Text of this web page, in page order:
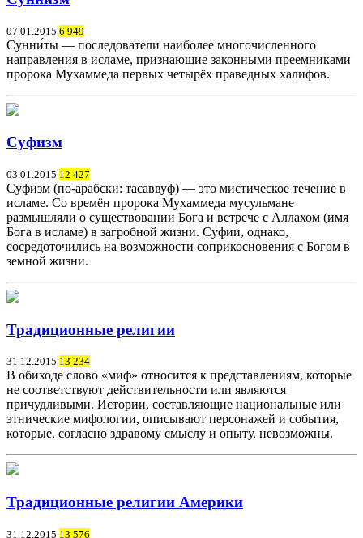
07.01.2015 6 949
Сунни́ты — последователи наиболее многочисленного
направления в исламе, признающие законными преемниками
пророка Мухаммеда первых четырёх праведных халифов.
Суфизм
03.01.2015 12 427
Суфизм (по-арабски: тасаввуф) — это мистическое течение в
исламе. Со времён пророка Мухаммеда мусульмане
размышляли о существовании Бога и встрече с Аллахом (имя
Бога в исламе) в загробной жизни. Суфии, однако,
сосредоточились на возможности соприкосновения с Богом в
земной жизни.
Традиционные религии
31.12.2015 13 234
В обиходе слово «миф» относится к представлениям, которые
не соответствуют действительности или являются
причудливыми. Истории, составляющие национальные или
этнические мифологии, описывают персонажей и события,
которые, согласно здравому смыслу и опыту, невозможны.
Традиционные религии Америки
31.12.2015 13 576